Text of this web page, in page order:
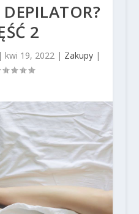
DEPILATOR?
2
kwi 19, 2022| Zakupy|